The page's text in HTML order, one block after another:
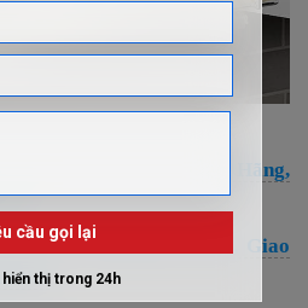
Dao Thớt Giá Rẻ Chính Hãng,
Gia Vị Nhà Bếp Giá Rẻ, Giao
Nơi